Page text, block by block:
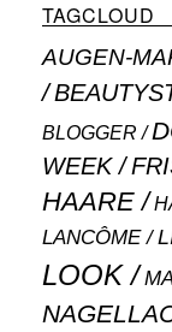
TAGCLOUD
AUGEN-
BLOGGER
WEEK
HAARE
LANCÔME
LOOK